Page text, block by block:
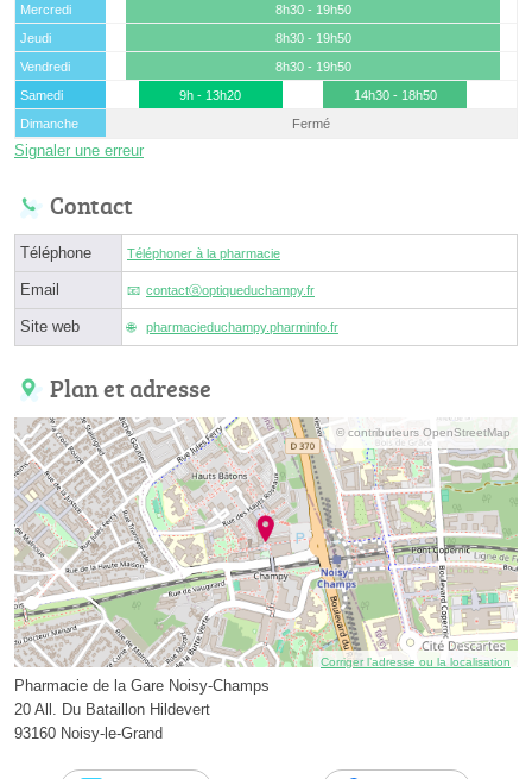
Mercredi
8h30 - 19h50
Jeudi
8h30 - 19h50
Vendredi
8h30 - 19h50
Samedi
9h - 13h20
14h30 - 18h50
Dimanche
Fermé
Signaler une erreur
Contact
Téléphone Téléphoner à la pharmacie
Email contactⓐoptiqueduchampy.fr
Site web pharmacieduchampy.pharminfo.fr
Plan et adresse
© contributeurs OpenStreetMap
Corriger l’adresse ou la localisation
Pharmacie de la Gare Noisy-Champs
20 All. Du Bataillon Hildevert
93160 Noisy-le-Grand